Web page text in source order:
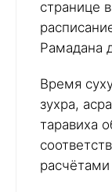
странице
Рамадана
Время
зухра,
таравиха